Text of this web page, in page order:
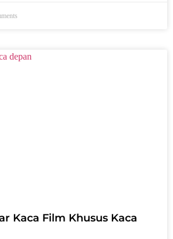
Kaca Film Khusus Kaca